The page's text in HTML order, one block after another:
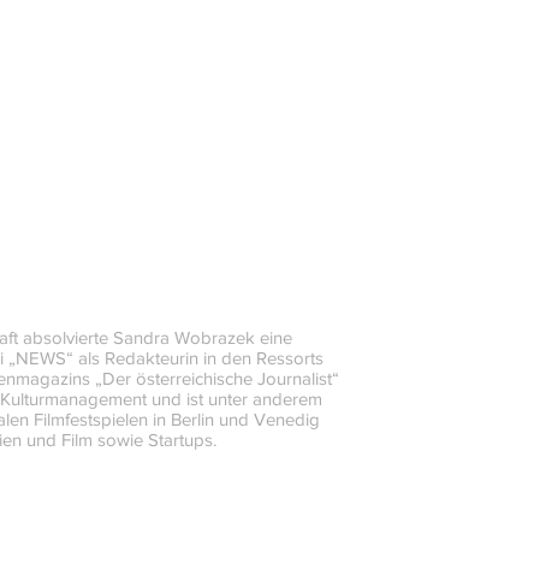
absolvierte Sandra Wobrazek eine
als Redakteurin in den Ressorts
„Der österreichische Journalist“
und ist unter anderem
Filmfestspielen in Berlin und Venedig
und Film sowie Startups.